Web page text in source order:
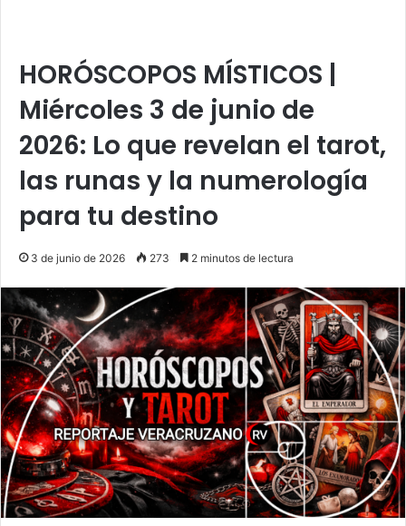
HORÓSCOPOS MÍSTICOS |
Miércoles 3 de junio de
2026: Lo que revelan el tarot,
las runas y la numerología
para tu destino
3 de junio de 2026 273 2 minutos de lectura